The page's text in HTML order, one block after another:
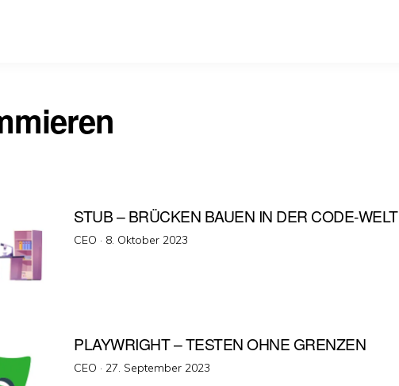
STUB – BRÜCKEN BAUEN IN DER CODE-WELT
CEO · Veröffentlicht
8. Oktober 2023
PLAYWRIGHT – TESTEN OHNE GRENZEN
CEO · Veröffentlicht
27. September 2023